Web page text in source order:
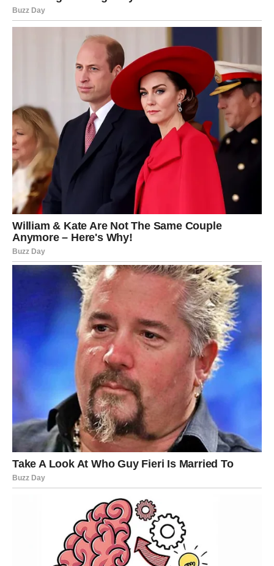
BLIZANCI
Jedan razgovor mijenja mnogo toga
Blizanci će kroz neočekivan susret dobiti odgovor koji
Vrijeme je za iskrene odluke.
Poruka zvijezda
Recite ono što osjećate.
RAK
IZNENAĐENJE STIŽE U TRENUTKU KADA
MU SE NAJMANJE NADATE
Rakovi su među najvećim favoritima ovog horoskopa.
Zvijezde simbolično ukazuju da bi vam narednih 48 sati
mogla donijeti vijest ili događaj koji će vas iskreno
obradovati. Moguća je lijepa promjena na ljubavnom
planu, poslovna potvrda ili razgovor koji će vam vratiti
vjeru u ono što dolazi.
Najvažnije je da ćete osjetiti kako se stvari konačno
okreću u vašu korist.
Poruka zvijezda
Prihvatite lijepe promjene bez straha.